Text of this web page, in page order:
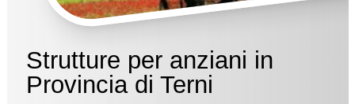
Strutture per anziani in
Provincia di Terni